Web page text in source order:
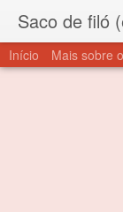
Saco de filó
Início Mais sobre